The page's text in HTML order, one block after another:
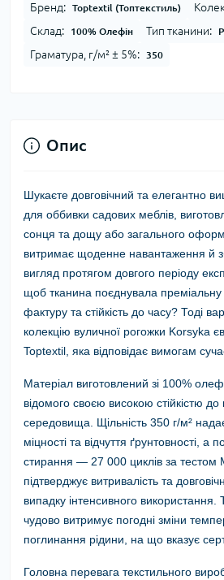
Бренд: Toptextil (Топтекстиль)
Склад: 100% Олефін Тип тканини:
Граматура, г/м² ± 5%: 350
Опис
Шукаєте довговічний та елегантно
для оббивки садових меблів,
сонця та дощу або загального
витримає щоденне навантаження й
вигляд протягом довгого періоду
щоб тканина поєднувала преміальну
фактуру та стійкість до часу? Тоді
колекцію вуличної рогожки Korsyka
Toptextil, яка відповідає вимогам
Матеріал виготовлений зі 100%
відомого своєю високою стійкістю
середовища. Щільність 350 г/м²
міцності та відчуття ґрунтовності, а
стирання — 27 000 циклів за
підтверджує витривалість та
випадку інтенсивного використання.
чудово витримує погодні зміни
поглинання рідини, на що вказує
Головна перевага текстильного